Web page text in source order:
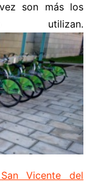
son más los
utilizan.
Vicente del